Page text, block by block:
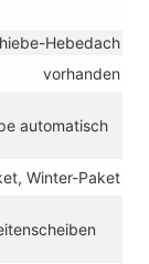
Hebedach
vorhanden
automatisch
Winter-Paket